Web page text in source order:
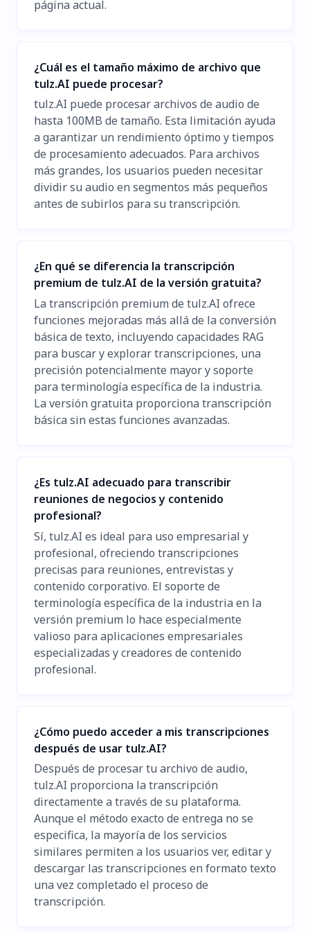
página actual.
¿Cuál es el tamaño máximo de archivo que
tulz.AI puede procesar?
tulz.AI puede procesar archivos de audio de
hasta 100MB de tamaño. Esta limitación ayuda
a garantizar un rendimiento óptimo y tiempos
de procesamiento adecuados. Para archivos
más grandes, los usuarios pueden necesitar
dividir su audio en segmentos más pequeños
antes de subirlos para su transcripción.
¿En qué se diferencia la transcripción
premium de tulz.AI de la versión gratuita?
La transcripción premium de tulz.AI ofrece
funciones mejoradas más allá de la conversión
básica de texto, incluyendo capacidades RAG
para buscar y explorar transcripciones, una
precisión potencialmente mayor y soporte
para terminología específica de la industria.
La versión gratuita proporciona transcripción
básica sin estas funciones avanzadas.
¿Es tulz.AI adecuado para transcribir
reuniones de negocios y contenido
profesional?
Sí, tulz.AI es ideal para uso empresarial y
profesional, ofreciendo transcripciones
precisas para reuniones, entrevistas y
contenido corporativo. El soporte de
terminología específica de la industria en la
versión premium lo hace especialmente
valioso para aplicaciones empresariales
especializadas y creadores de contenido
profesional.
¿Cómo puedo acceder a mis transcripciones
después de usar tulz.AI?
Después de procesar tu archivo de audio,
tulz.AI proporciona la transcripción
directamente a través de su plataforma.
Aunque el método exacto de entrega no se
especifica, la mayoría de los servicios
similares permiten a los usuarios ver, editar y
descargar las transcripciones en formato texto
una vez completado el proceso de
transcripción.